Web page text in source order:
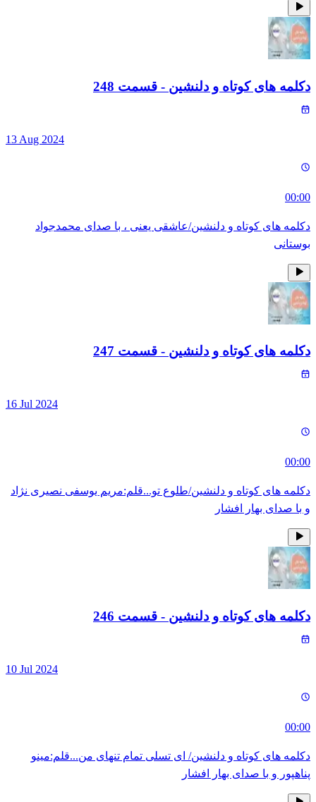
دکلمه های کوتاه و دلنشین - قسمت 248
13 Aug 2024
00:00
دکلمه های کوتاه و دلنشین/عاشقی یعنی ، با صدای محمدجواد
بوستانی
دکلمه های کوتاه و دلنشین - قسمت 247
16 Jul 2024
00:00
دکلمه های کوتاه و دلنشین/طلوع تو...قلم:مریم یوسفی نصیری نژاد
و با صدای بهار افشار
دکلمه های کوتاه و دلنشین - قسمت 246
10 Jul 2024
00:00
دکلمه های کوتاه و دلنشین/ ای تسلی تمام تنهای من...قلم:مینو
پناهپور و با صدای بهار افشار